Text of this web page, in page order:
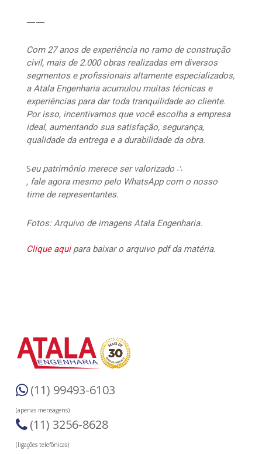
——
Com 27 anos de experiência no ramo de construção
civil, mais de 2.000 obras realizadas em diversos
segmentos e profissionais altamente especializados,
a Atala Engenharia acumulou muitas técnicas e
experiências para dar toda tranquilidade ao cliente.
Por isso, incentivamos que você escolha a empresa
ideal, aumentando sua satisfação, segurança,
qualidade da entrega e a durabilidade da obra.
Seu patrimônio merece ser valorizado ∴
, fale agora mesmo pelo WhatsApp com o nosso
time de representantes.
Fotos: Arquivo de imagens Atala Engenharia.
Clique aquipara baixar o arquivo pdf da matéria.
(11) 99493-6103
(apenas mensagens)
(11) 3256-8628
(ligações telefônicas)